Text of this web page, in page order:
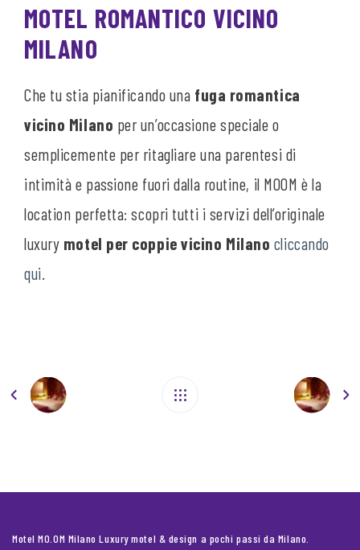
MOTEL ROMANTICO VICINO
MILANO
Che tu stia pianificando una fuga romantica
vicino Milano per un’occasione speciale o
semplicemente per ritagliare una parentesi di
intimità e passione fuori dalla routine, il MOOM è la
location perfetta: scopri tutti i servizi dell’originale
luxury motel per coppie vicino Milano cliccando
qui.
Motel MO.OM Milano Luxury motel & design a pochi passi da Milano.